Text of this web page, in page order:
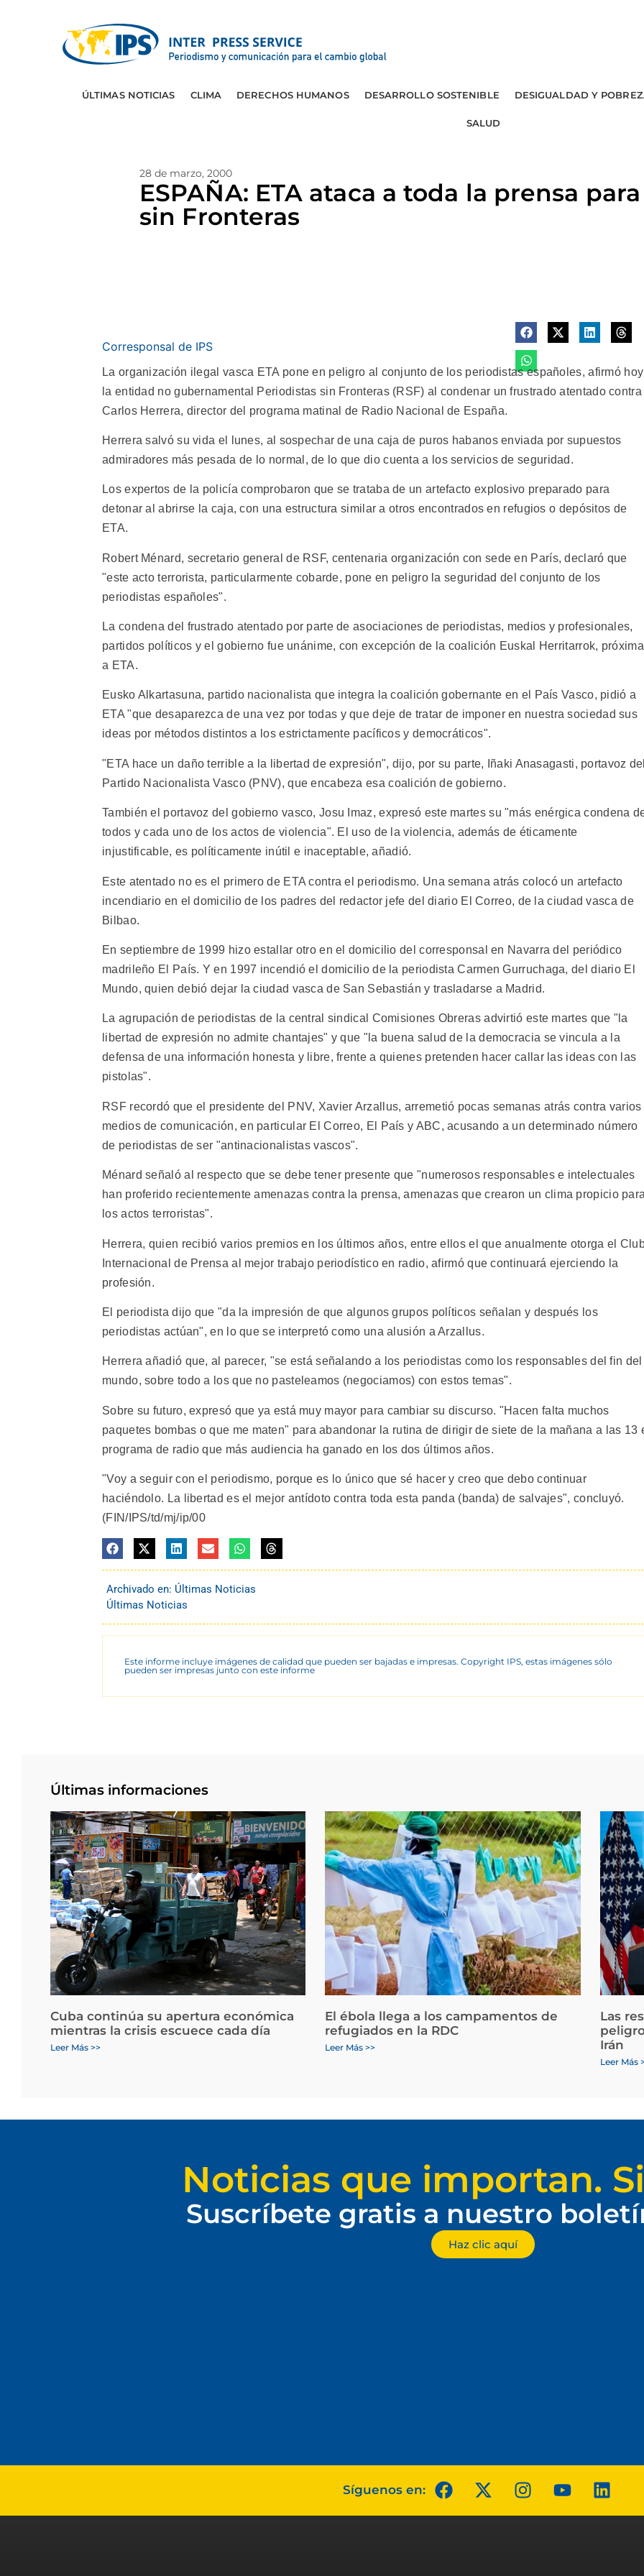
ÚLTIMAS NOTICIAS CLIMA DERECHOS HUMANOS DESARROLLO SOSTENIBLE DESIGUALDAD Y
SALUD
28 de marzo, 2000
ESPAÑA: ETA ataca a toda la prensa
sin Fronteras
Corresponsal de IPS
La organización ilegal vasca ETA pone en peligro al conjunto de los periodistas españoles, afirmó hoy
la entidad no gubernamental Periodistas sin Fronteras (RSF) al condenar un frustrado atentado contra
Carlos Herrera, director del programa matinal de Radio Nacional de España.
Herrera salvó su vida el lunes, al sospechar de una caja de puros habanos enviada por supuestos
admiradores más pesada de lo normal, de lo que dio cuenta a los servicios de seguridad.
Los expertos de la policía comprobaron que se trataba de un artefacto explosivo preparado para
detonar al abrirse la caja, con una estructura similar a otros encontrados en refugios o depósitos de
ETA.
Robert Ménard, secretario general de RSF, centenaria organización con sede en París, declaró que
"este acto terrorista, particularmente cobarde, pone en peligro la seguridad del conjunto de los
periodistas españoles".
La condena del frustrado atentado por parte de asociaciones de periodistas, medios y profesionales,
partidos políticos y el gobierno fue unánime, con excepción de la coalición Euskal Herritarrok, próxima
a ETA.
Eusko Alkartasuna, partido nacionalista que integra la coalición gobernante en el País Vasco, pidió a
ETA "que desaparezca de una vez por todas y que deje de tratar de imponer en nuestra sociedad sus
ideas por métodos distintos a los estrictamente pacíficos y democráticos".
"ETA hace un daño terrible a la libertad de expresión", dijo, por su parte, Iñaki Anasagasti, portavoz
Partido Nacionalista Vasco (PNV), que encabeza esa coalición de gobierno.
También el portavoz del gobierno vasco, Josu Imaz, expresó este martes su "más enérgica condena
todos y cada uno de los actos de violencia". El uso de la violencia, además de éticamente
injustificable, es políticamente inútil e inaceptable, añadió.
Este atentado no es el primero de ETA contra el periodismo. Una semana atrás colocó un artefacto
incendiario en el domicilio de los padres del redactor jefe del diario El Correo, de la ciudad vasca de
Bilbao.
En septiembre de 1999 hizo estallar otro en el domicilio del corresponsal en Navarra del periódico
madrileño El País. Y en 1997 incendió el domicilio de la periodista Carmen Gurruchaga, del diario El
Mundo, quien debió dejar la ciudad vasca de San Sebastián y trasladarse a Madrid.
La agrupación de periodistas de la central sindical Comisiones Obreras advirtió este martes que "la
libertad de expresión no admite chantajes" y que "la buena salud de la democracia se vincula a la
defensa de una información honesta y libre, frente a quienes pretenden hacer callar las ideas con las
pistolas".
RSF recordó que el presidente del PNV, Xavier Arzallus, arremetió pocas semanas atrás contra varios
medios de comunicación, en particular El Correo, El País y ABC, acusando a un determinado número
de periodistas de ser "antinacionalistas vascos".
Ménard señaló al respecto que se debe tener presente que "numerosos responsables e intelectuales
han proferido recientemente amenazas contra la prensa, amenazas que crearon un clima propicio
los actos terroristas".
Herrera, quien recibió varios premios en los últimos años, entre ellos el que anualmente otorga el
Internacional de Prensa al mejor trabajo periodístico en radio, afirmó que continuará ejerciendo la
profesión.
El periodista dijo que "da la impresión de que algunos grupos políticos señalan y después los
periodistas actúan", en lo que se interpretó como una alusión a Arzallus.
Herrera añadió que, al parecer, "se está señalando a los periodistas como los responsables del fin del
mundo, sobre todo a los que no pasteleamos (negociamos) con estos temas".
Sobre su futuro, expresó que ya está muy mayor para cambiar su discurso. "Hacen falta muchos
paquetes bombas o que me maten" para abandonar la rutina de dirigir de siete de la mañana a las 13
programa de radio que más audiencia ha ganado en los dos últimos años.
"Voy a seguir con el periodismo, porque es lo único que sé hacer y creo que debo continuar
haciéndolo. La libertad es el mejor antídoto contra toda esta panda (banda) de salvajes", concluyó.
(FIN/IPS/td/mj/ip/00
Archivado en: Últimas Noticias
Últimas Noticias
Este informe incluye imágenes de calidad que pueden ser bajadas e impresas. Copyright IPS, estas imágenes sólo
pueden ser impresas junto con este informe
Últimas informaciones
Cuba continúa su apertura económica
mientras la crisis escuece cada día
Leer Más >>
El ébola llega a los campamentos de
refugiados en la RDC
Leer Más >>
Las
Irán
Leer Más
Noticias que importan.
Suscríbete gratis a nuestro
Haz clic aquí
Síguenos en: